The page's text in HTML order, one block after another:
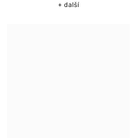
+ další